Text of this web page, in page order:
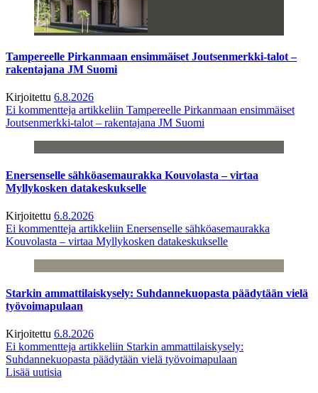
Tampereelle Pirkanmaan ensimmäiset Joutsenmerkki-talot –
rakentajana JM Suomi
Kirjoitettu 6.8.2026
Ei kommentteja artikkeliin Tampereelle Pirkanmaan ensimmäiset
Joutsenmerkki-talot – rakentajana JM Suomi
Enersenselle sähköasemaurakka Kouvolasta – virtaa
Myllykosken datakeskukselle
Kirjoitettu 6.8.2026
Ei kommentteja artikkeliin Enersenselle sähköasemaurakka
Kouvolasta – virtaa Myllykosken datakeskukselle
Starkin ammattilaiskysely: Suhdannekuopasta päädytään vielä
työvoimapulaan
Kirjoitettu 6.8.2026
Ei kommentteja artikkeliin Starkin ammattilaiskysely:
Suhdannekuopasta päädytään vielä työvoimapulaan
Lisää uutisia